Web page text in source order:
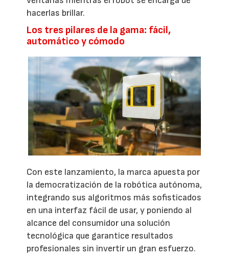
hacerlas brillar.
Los tres pilares de la gama: fácil,
automático y cómodo
Con este lanzamiento, la marca apuesta por
la democratización de la robótica autónoma,
integrando sus algoritmos más sofisticados
en una interfaz fácil de usar, y poniendo al
alcance del consumidor una solución
tecnológica que garantice resultados
profesionales sin invertir un gran esfuerzo.